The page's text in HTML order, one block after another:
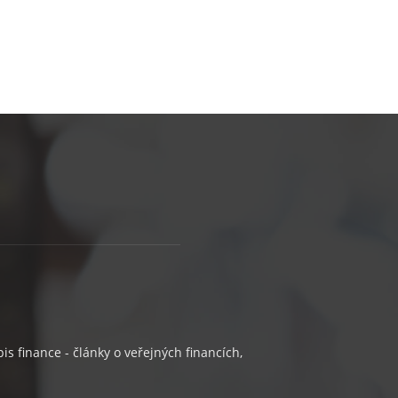
finance - články o veřejných financích,